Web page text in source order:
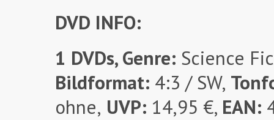
DVD INFO:
1 DVDs, Genre: Science
Bildformat: 4:3 / SW,
ohne, UVP: 14,95 €, EAN: